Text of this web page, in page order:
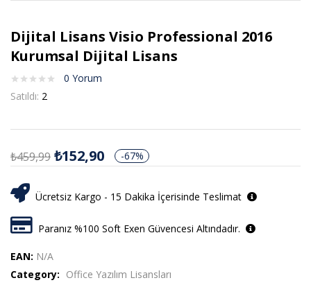
Dijital Lisans Visio Professional 2016
Kurumsal Dijital Lisans
0 Yorum
Satıldı: 2
₺459,99 ₺152,90 -67%
Ücretsiz Kargo - 15 Dakika İçerisinde Teslimat
Paranız %100 Soft Exen Güvencesi Altındadır.
EAN: N/A
Category: Office Yazılım Lisansları